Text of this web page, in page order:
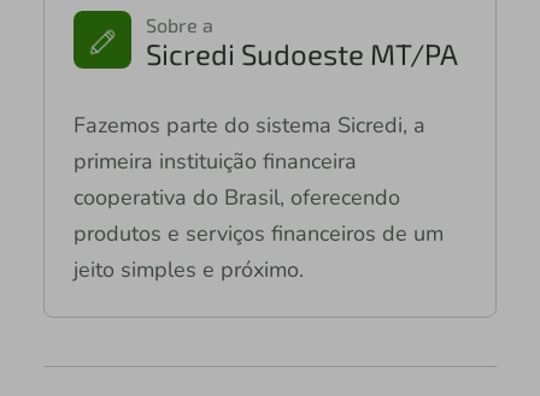
Sobre a
Sicredi Sudoeste MT/PA
Fazemos parte do sistema Sicredi, a
primeira instituição financeira
cooperativa do Brasil, oferecendo
produtos e serviços financeiros de um
jeito simples e próximo.